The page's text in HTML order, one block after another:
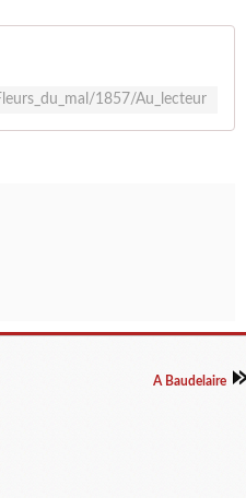
1857/Au_lecteur
A Baudelaire